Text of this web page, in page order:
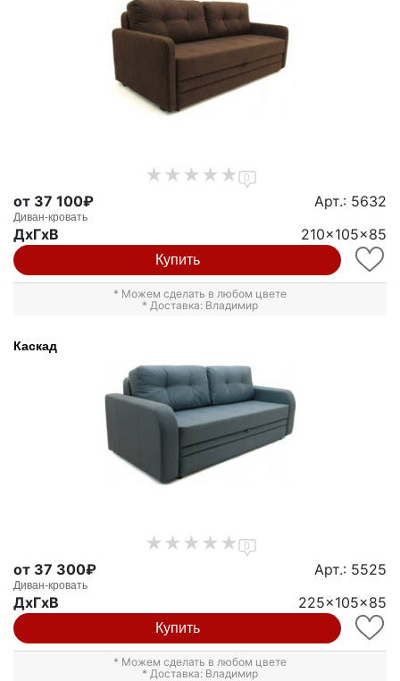
0
от 37 100₽ Арт.: 5632
Диван-кровать
ДxГxВ 210x105x85
Купить
* Можем сделать в любом цвете
* Доставка: Владимир
Каскад
0
от 37 300₽ Арт.: 5525
Диван-кровать
ДxГxВ 225x105x85
Купить
* Можем сделать в любом цвете
* Доставка: Владимир